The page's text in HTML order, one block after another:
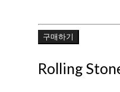
구매하기
Rolling